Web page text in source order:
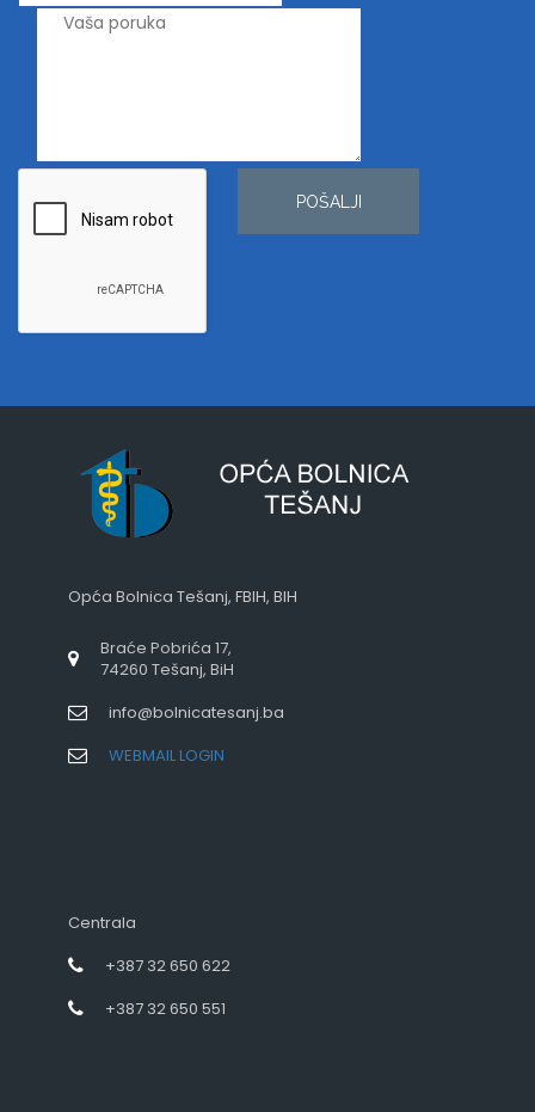
POŠALJI
Opća Bolnica Tešanj, FBIH, BIH
Braće Pobrića 17,
74260 Tešanj, BiH
info@bolnicatesanj.ba
WEBMAIL LOGIN
Centrala
+387 32 650 622
+387 32 650 551